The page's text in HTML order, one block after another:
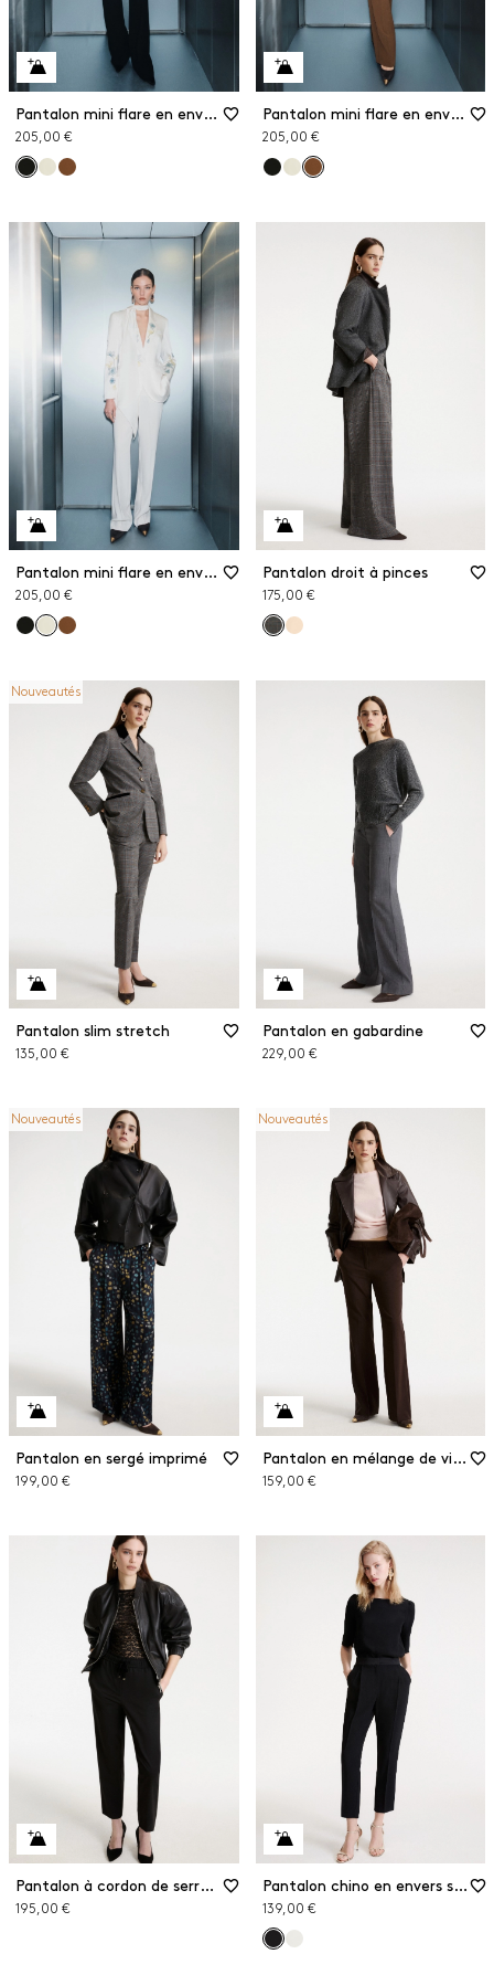
Pantalon mini flare en envers satin
205,00 €
Pantalon mini flare en envers satin
205,00 €
Pantalon mini flare en envers satin
205,00 €
Pantalon droit à pinces
175,00 €
Nouveautés
Pantalon slim stretch
135,00 €
Pantalon en gabardine
229,00 €
Nouveautés
Pantalon en sergé imprimé
199,00 €
Nouveautés
Pantalon en mélange de viscose stretch
159,00 €
Pantalon à cordon de serrage
195,00 €
Pantalon chino en envers satin
139,00 €